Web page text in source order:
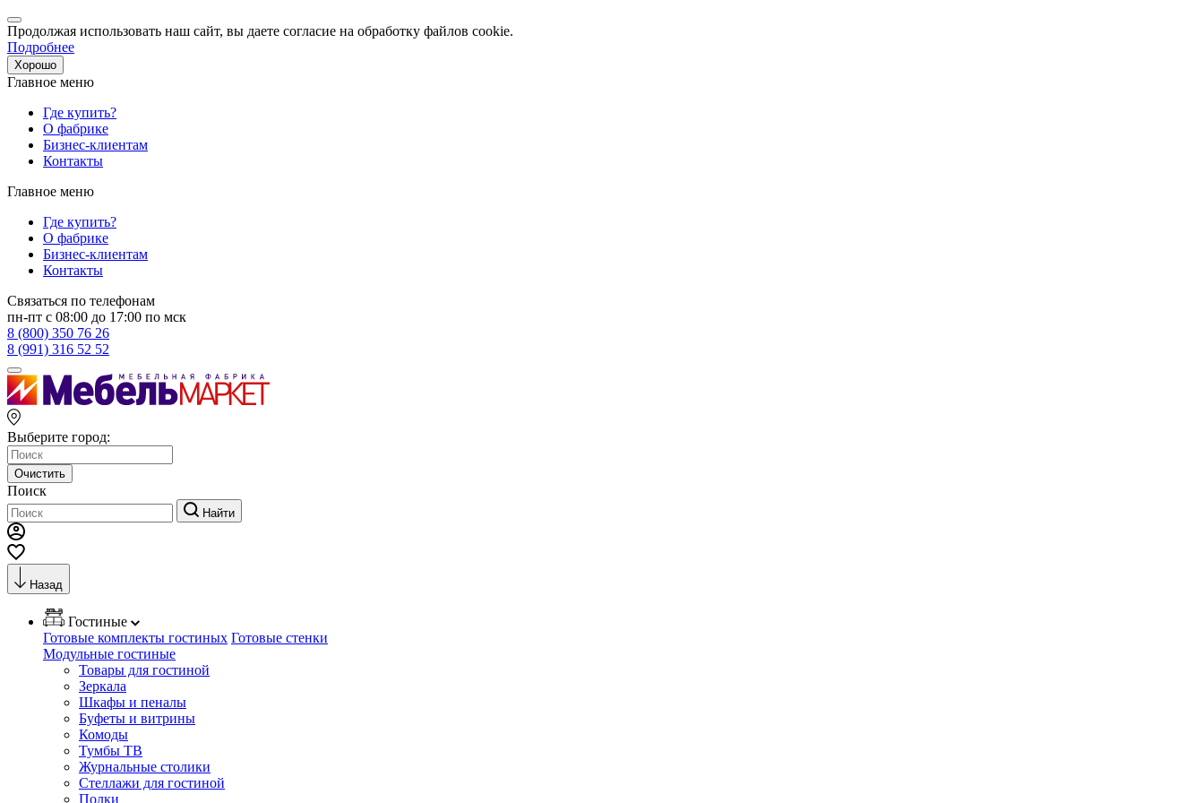
Продолжая использовать наш сайт, вы даете согласие на обработку файлов cookie.
Подробнее
Хорошо
Главное меню
Где купить?
О фабрике
Бизнес-клиентам
Контакты
Главное меню
Где купить?
О фабрике
Бизнес-клиентам
Контакты
Связаться по телефонам
пн-пт с 08:00 до 17:00 по мск
8 (800) 350 76 26
8 (991) 316 52 52
Выберите город:
Очистить
Поиск
Найти
Назад
Гостиные
Готовые комплекты гостиных Готовые стенки
Модульные гостиные
Товары для гостиной
Зеркала
Шкафы и пеналы
Буфеты и витрины
Комоды
Тумбы ТВ
Журнальные столики
Стеллажи для гостиной
Полки